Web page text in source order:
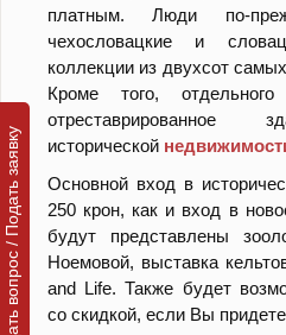
платным. Люди по-
чехословацкие и
коллекции из двухсот
Кроме того,
исторической
Основной вход в
250 крон, как и вход в
будут представлены
Ноемовой, выставка
and Life. Также будет
со скидкой, если Вы
Задать вопрос / Подать заявку